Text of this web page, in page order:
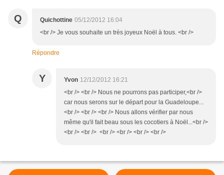
Q Quichottine 05/12/2012 16:04
<br /> Je vous souhaite un très joyeux Noël à tous. <br />
Répondre
Y Yvon 12/12/2012 16:21
<br /> <br /> Nous ne pourrons pas participer,<br />
car nous serons sur le départ pour la Guadeloupe...
<br /> <br /> <br /> Nous allons vérifier par nous
même qu'il fait beau sous les cocotiers à Noël...<br />
<br /> <br /> <br /> <br /> <br /> <br />